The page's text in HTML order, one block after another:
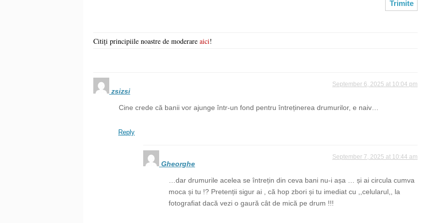
Citiți principiile noastre de moderare aici!
zsizsi
September 6, 2025 at 10:04 pm
Cine crede că banii vor ajunge într-un fond pentru întreținerea drumurilor, e naiv…
Reply
Gheorghe
September 7, 2025 at 10:44 am
…dar drumurile acelea se întrețin din ceva bani nu-i așa … și ai circula cumva
moca și tu !? Pretenții sigur ai , că hop zbori și tu imediat cu ,,celularul,, la
fotografiat dacă vezi o gaură cât de mică pe drum !!!